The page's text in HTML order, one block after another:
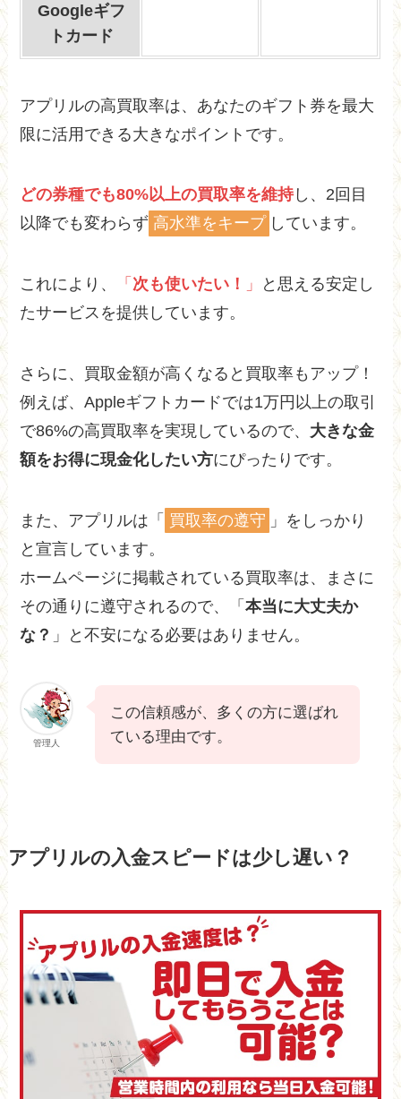
Googleギフ
トカード
アプリルの高買取率は、あなたのギフト券を最大
限に活用できる大きなポイントです。
どの券種でも80%以上の買取率を維持し、2回目
以降でも変わらず 高水準をキープ しています。
これにより、 「 次も使いたい！ 」
と思える安定し
たサービスを提供しています。
さらに、買取金額が高くなると買取率もアップ！
例えば、Appleギフトカードでは1万円以上の取引
で86%の高買取率を実現しているので、 大きな金
額をお得に現金化したい方にぴったりです。
また、アプリルは「 買取率の遵守 」をしっかり
と宣言しています。
ホームページに掲載されている買取率は、まさに
その通りに遵守されるので、「本当に大丈夫か
な？ 」と不安になる必要はありません。
管理人
この信頼感が、多くの方に選ばれ
ている理由です。
アプリルの入金スピードは少し遅い？